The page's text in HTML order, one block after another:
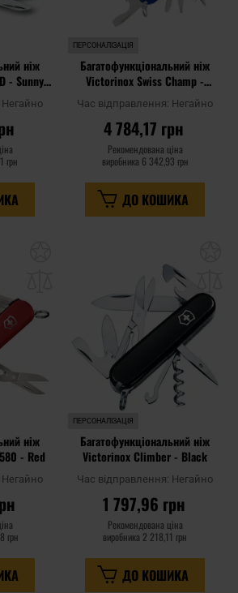
ніж
- Sunny
Негайно
грн
ПЕРСОНАЛІЗАЦІЯ
Багатофункціональний ніж
Victorinox Swiss Champ -
Transparent Blue
Час відправлення: Негайно
4 784,17 грн
Рекомендована ціна
виробника 6 342,93 грн
ДО КОШИКА
уподобань
ніж
- Red
Негайно
грн
ПЕРСОНАЛІЗАЦІЯ
Багатофункціональний ніж
Victorinox Climber - Black
Час відправлення: Негайно
1 797,96 грн
Рекомендована ціна
виробника 2 218,11 грн
ДО КОШИКА